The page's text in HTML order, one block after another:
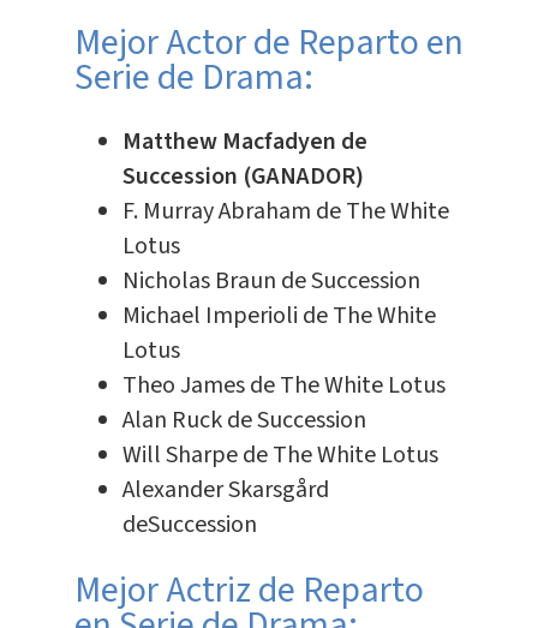
Mejor Actor de Reparto en
Serie de Drama:
Matthew Macfadyen de
Succession (GANADOR)
F. Murray Abraham de The White
Lotus
Nicholas Braun de Succession
Michael Imperioli de The White
Lotus
Theo James de The White Lotus
Alan Ruck de Succession
Will Sharpe de The White Lotus
Alexander Skarsgård
deSuccession
Mejor Actriz de Reparto